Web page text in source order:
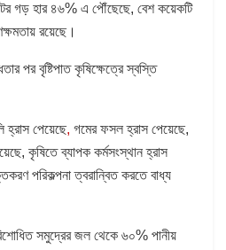
গড় হার ৪৬% এ পৌঁছেছে, বেশ কয়েকটি
রয়েছে।
পর বৃষ্টিপাত কৃষিক্ষেত্রে স্বস্তি
হ্রাস পেয়েছে, গমের ফসল হ্রাস পেয়েছে,
কৃষিতে ব্যাপক কর্মসংস্থান হ্রাস
পরিকল্পনা ত্বরান্বিত করতে বাধ্য
সমুদ্রের জল থেকে ৬০% পানীয়